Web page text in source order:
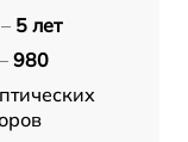
5 лет
980